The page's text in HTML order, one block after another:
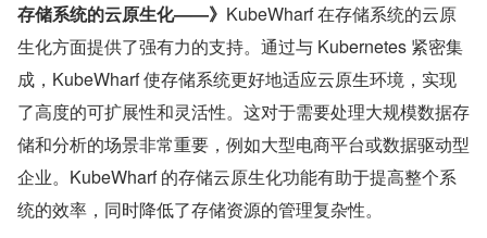
存储系统的云原生化——》 KubeWharf 在存储系统的云原
生化方面提供了强有力的支持。通过与 Kubernetes 紧密集
成，KubeWharf 使存储系统更好地适应云原生环境，实现
了高度的可扩展性和灵活性。这对于需要处理大规模数据存
储和分析的场景非常重要，例如大型电商平台或数据驱动型
企业。KubeWharf 的存储云原生化功能有助于提高整个系
统的效率，同时降低了存储资源的管理复杂性。